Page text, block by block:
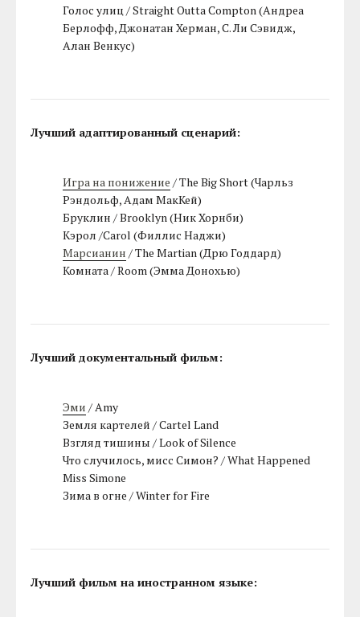
Голос улиц / Straight Outta Compton (Андреа
Берлофф, Джонатан Херман, С. Ли Сэвидж,
Алан Венкус)
Лучший адаптированный сценарий:
Игра на понижение / The Big Short (Чарльз
Рэндольф, Адам МакКей)
Бруклин / Brooklyn (Ник Хорнби)
Кэрол /Carol (Филлис Наджи)
Марсианин / The Martian (Дрю Годдард)
Комната / Room (Эмма Донохью)
Лучший документальный фильм:
Эми / Amy
Земля картелей / Cartel Land
Взгляд тишины / Look of Silence
Что случилось, мисс Симон? / What Happened
Miss Simone
Зима в огне / Winter for Fire
Лучший фильм на иностранном языке: